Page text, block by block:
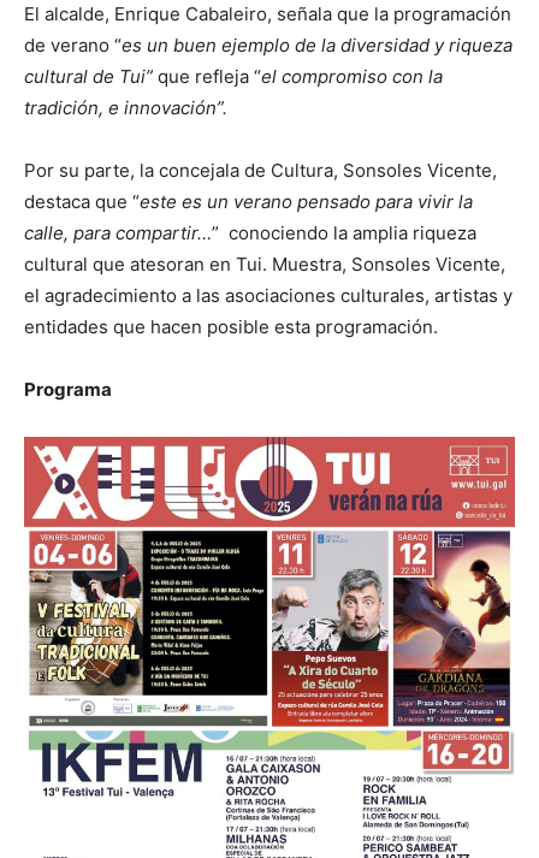
El alcalde, Enrique Cabaleiro, señala que la programación
de verano “es un buen ejemplo de la diversidad y riqueza
cultural de Tui” que refleja “el compromiso con la
tradición, e innovación”.
Por su parte, la concejala de Cultura, Sonsoles Vicente,
destaca que “este es un verano pensado para vivir la
calle, para compartir…” conociendo la amplia riqueza
cultural que atesoran en Tui. Muestra, Sonsoles Vicente,
el agradecimiento a las asociaciones culturales, artistas y
entidades que hacen posible esta programación.
Programa